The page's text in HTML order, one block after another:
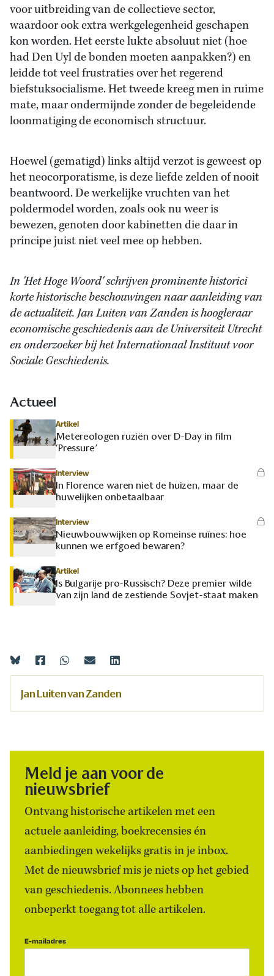
voor uitbreiding van de collectieve sector,
waardoor ook extra werkgelegenheid geschapen
kon worden. Het eerste lukte absoluut niet (hoe
had Den Uyl de bonden moeten aanpakken?) en
leidde tot veel frustraties over het regerend
biefstuksocialisme. Het tweede kreeg men in ruime
mate, maar ondermijnde zonder de begeleidende
loonmatiging de economisch structuur.
Hoewel (gematigd) links altijd verzot is geweest op
het neocorporatisme, is deze liefde zelden of nooit
beantwoord. De werkelijke vruchten van het
poldermodel worden, zoals ook nu weer is
bewezen, genoten door kabinetten die daar in
principe juist niet veel mee op hebben.
In 'Het Hoge Woord' schrijven prominente historici
korte historische beschouwingen naar aanleiding van
de actualiteit. Jan Luiten van Zanden is hoogleraar
economische geschiedenis aan de Universiteit Utrecht
en onderzoeker bij het Internationaal Instituut voor
Sociale Geschiedenis.
Actueel
Artikel
Metereologen ruziën over D-Day in film
‘Pressure’
Interview
In Florence waren niet de huizen, maar de
huwelijken onbetaalbaar
Interview
Nieuwbouwwijken op Romeinse ruïnes: hoe
kunnen we erfgoed bewaren?
Artikel
Is Bulgarije pro-Russisch? Deze premier wilde
van zijn land de zestiende Sovjet-staat maken
Jan Luiten van Zanden
Meld je aan voor de
nieuwsbrief
Ontvang historische artikelen met een
actuele aanleiding, boekrecensies én
aanbiedingen wekelijks gratis in je inbox.
Met de nieuwsbrief mis je niets op het gebied
van geschiedenis. Abonnees hebben
onbeperkt toegang tot alle artikelen.
E-mailadres